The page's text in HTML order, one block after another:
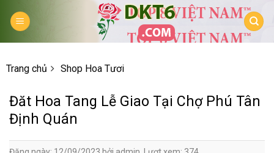
Trang chủ Shop Hoa Tươi
Đăt Hoa Tang Lễ Giao Tại Chợ Phú Tân
Định Quán